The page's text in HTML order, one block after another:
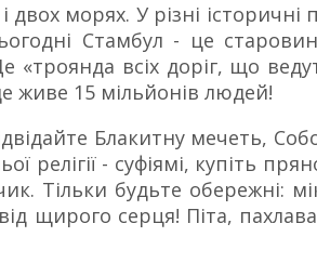
морях. У різні
Стамбул - це
всіх доріг, що
живе 15 мільйонів людей!
Блакитну мечеть,
релігії - суфіямі, купіть
Тільки будьте обережні:
щирого серця! Піта,